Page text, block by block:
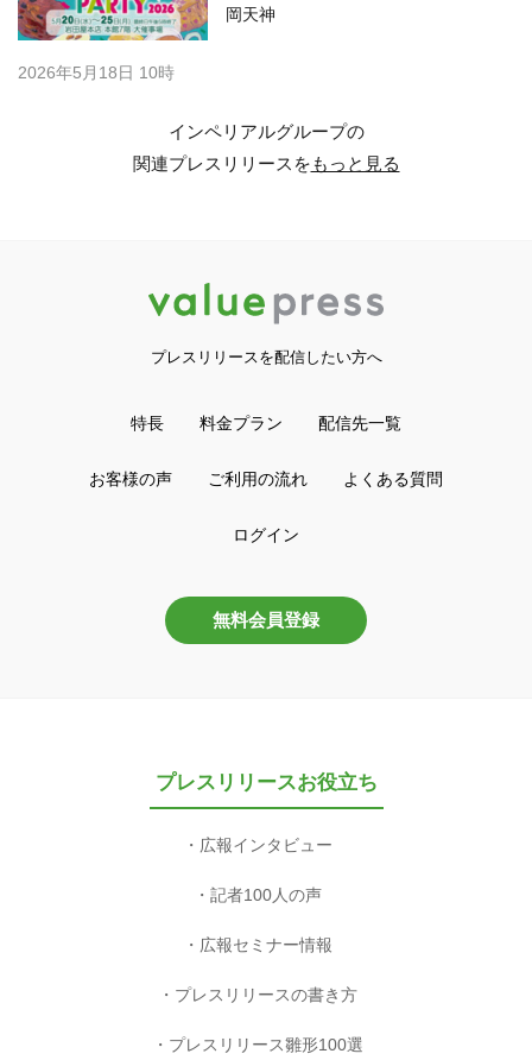
岡天神
2026年5月18日 10時
インペリアルグループの
関連プレスリリースをもっと見る
プレスリリースを配信したい方へ
特長 料金プラン 配信先一覧
お客様の声 ご利用の流れ よくある質問
ログイン
無料会員登録
プレスリリースお役立ち
広報インタビュー
記者100人の声
広報セミナー情報
プレスリリースの書き方
プレスリリース雛形100選